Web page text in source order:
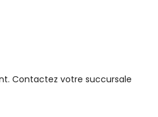
Contactez votre succursale